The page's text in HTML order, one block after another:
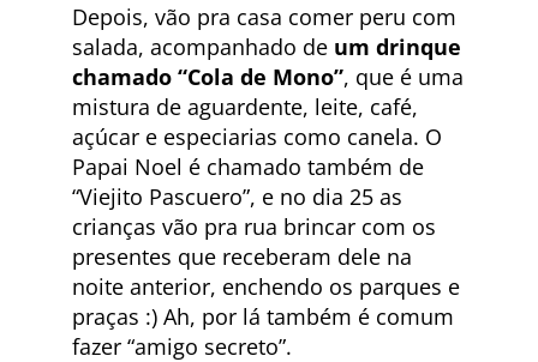
Depois, vão pra casa comer peru com
salada, acompanhado de um drinque
chamado “Cola de Mono”, que é uma
mistura de aguardente, leite, café,
açúcar e especiarias como canela. O
Papai Noel é chamado também de
“Viejito Pascuero”, e no dia 25 as
crianças vão pra rua brincar com os
presentes que receberam dele na
noite anterior, enchendo os parques e
praças :) Ah, por lá também é comum
fazer “amigo secreto”.